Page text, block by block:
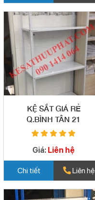
KỆ SẮT GIÁ RẺ
Q.BÌNH TÂN 21
Giá: Liên hệ
Chi tiết Liên hệ